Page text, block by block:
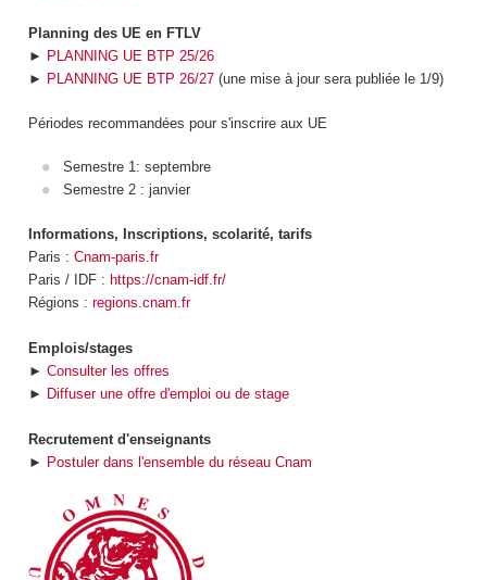
Planning des UE en FTLV
► PLANNING UE BTP 25/26
► PLANNING UE BTP 26/27(une mise à jour sera publiée le 1/9)
Périodes recommandées pour s'inscrire aux UE
Semestre 1: septembre
Semestre 2 : janvier
Informations, Inscriptions, scolarité, tarifs
Paris : Cnam-paris.fr
Paris / IDF : https://cnam-idf.fr/
Régions : regions.cnam.fr
Emplois/stages
► Consulter les offres
► Diffuser une offre d'emploi ou de stage
Recrutement d'enseignants
► Postuler dans l'ensemble du réseau Cnam